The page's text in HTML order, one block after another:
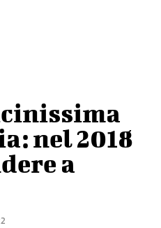
nel 2018
a